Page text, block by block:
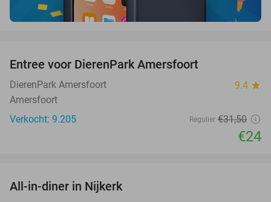
Entree voor DierenPark Amersfoort
DierenPark Amersfoort 9.4 star
Amersfoort
Verkocht: 9.205
Regulier €31,50
€24
All-in-diner in Nijkerk